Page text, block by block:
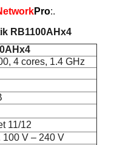
Pro:.
RB1100AHx4
4 cores, 1.4 GHz
11/12
100 V – 240 V